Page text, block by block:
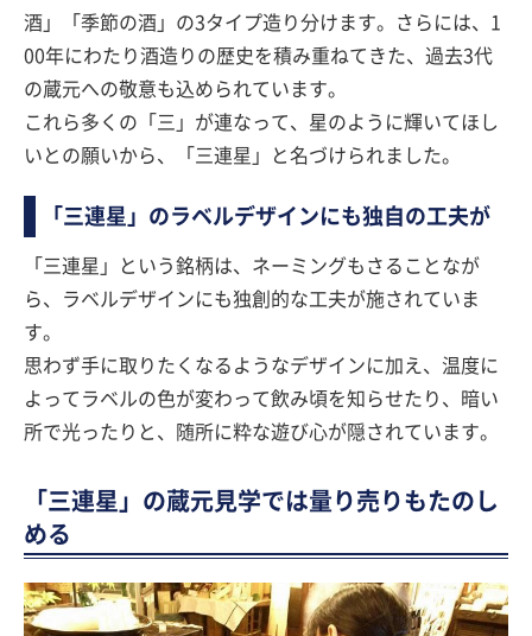
酒」「季節の酒」の3タイプ造り分けます。さらには、1
00年にわたり酒造りの歴史を積み重ねてきた、過去3代
の蔵元への敬意も込められています。
これら多くの「三」が連なって、星のように輝いてほし
いとの願いから、「三連星」と名づけられました。
「三連星」のラベルデザインにも独自の工夫が
「三連星」という銘柄は、ネーミングもさることなが
ら、ラベルデザインにも独創的な工夫が施されていま
す。
思わず手に取りたくなるようなデザインに加え、温度に
よってラベルの色が変わって飲み頃を知らせたり、暗い
所で光ったりと、随所に粋な遊び心が隠されています。
「三連星」の蔵元見学では量り売りもたのし
める